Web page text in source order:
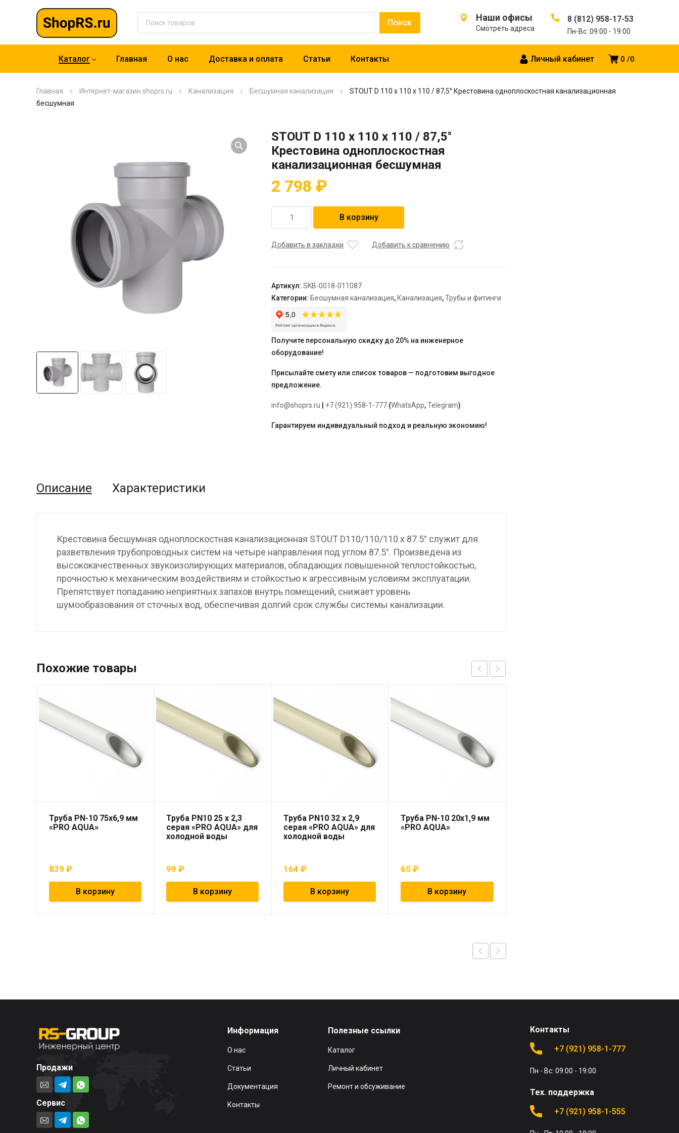
Наши офисы
Смотреть адреса
8 (812) 958-17-53
Пн-Вс. 09:00 - 19:00
0 0
Личный кабинет
Каталог Главная О нас Доставка и оплата Статьи Контакты
Главная Интернет-магазин shoprs.ru Канализация Бесшумная канализация
STOUT D 110 х 110 х 110 / 87,5° Крестовина одноплоскостная канализационная
бесшумная
STOUT D 110 х 110 х 110 / 87,5°
Крестовина одноплоскостная
канализационная бесшумная
2 798 ₽
товара
D
х
110
87,5°
одноплоскостная
канализационная
В корзину
Добавить в закладки Добавить к сравнению
Артикул: SKB-0018-011087
Категории: Бесшумная канализация, Канализация,Трубы и фитинги
Получите персональную скидку до 20% на инженерное
оборудование!
Присылайте смету или список товаров — подготовим выгодное
предложение.
info@shoprs.ru +7 (921) 958-1-777 (WhatsApp,Telegram)
Гарантируем индивидуальный подход и реальную экономию!
Описание Характеристики
Крестовина бесшумная одноплоскостная канализационная STOUT D110/110/110 x 87.5° служит для
разветвления трубопроводных систем на четыре направления под углом 87.5°. Произведена из
высококачественных звукоизолирующих материалов, обладающих повышенной теплостойкостью,
прочностью к механическим воздействиям и стойкостью к агрессивным условиям эксплуатации.
Препятствует попаданию неприятных запахов внутрь помещений, снижает уровень
шумообразования от сточных вод, обеспечивая долгий срок службы системы канализации.
Похожие товары
Труба PN-10 75х6,9 мм
«PRO AQUA»
839 ₽
В корзину
Труба PN10 25 x 2,3
серая «PRO AQUA» для
холодной воды
99₽
В корзину
Труба PN10 32 x 2,9
серая «PRO AQUA» для
холодной воды
164₽
В корзину
Труба PN-10 20х1,9 мм
«PRO AQUA»
65₽
В корзину
Продажи
Сервис
Информация
О нас
Статьи
Документация
Контакты
Полезные ссылки
Каталог
Личный кабинет
Ремонт и обсуживание
Контакты
+7 (921) 958-1-777
Пн - Вс: 09:00 - 19:00
Тех. поддержка
+7 (921) 958-1-555